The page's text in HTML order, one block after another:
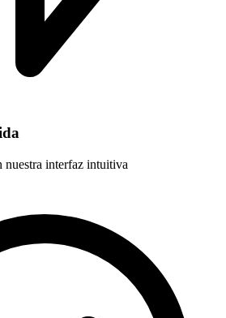
nuestra interfaz intuitiva